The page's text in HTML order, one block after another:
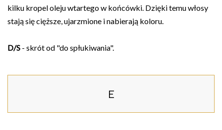
kilku kropel oleju wtartego w końcówki. Dzięki temu włosy
stają się cięższe, ujarzmione i nabierają koloru.
D/S - skrót od "do spłukiwania".
E